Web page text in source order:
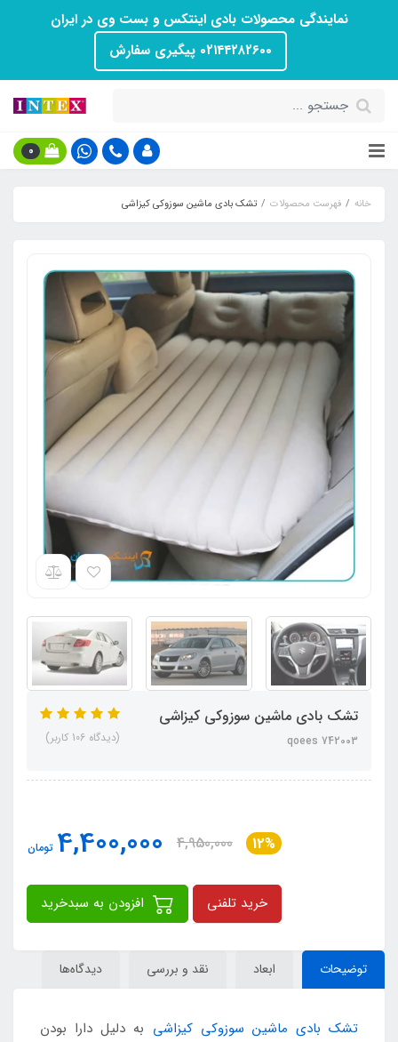
نمایندگی محصولات بادی اینتکس و بست وی در ایران
۰۲۱۴۴۲۸۲۶۰۰ پیگیری سفارش
0
خانه فهرست محصولات تشک بادی ماشین سوزوکی کیزاشی
تشک بادی ماشین سوزوکی کیزاشی
qoees 742003 (دیدگاه 106 کاربر)
12%
4,950,000
4,400,000 تومان
خرید تلفنی
توضیحات ابعاد نقد و بررسی دیدگاه‌ها
تشک بادی ماشین سوزوکی کیزاشی به دلیل دارا بودن